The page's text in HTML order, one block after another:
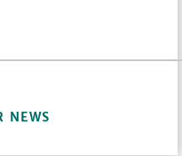
NEWS